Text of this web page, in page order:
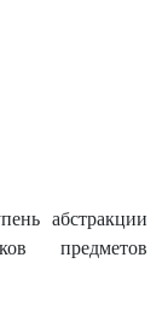
абстракции
предметов